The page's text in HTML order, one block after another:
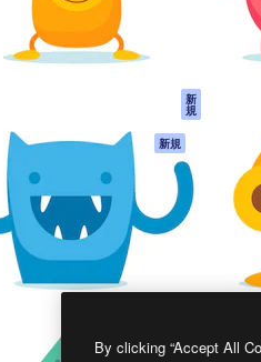
AI 音声合成ツール
ストックコンテン
ツ
新
規
エージェント 新規
モバイルアプリ
すべてのMagnificツ
ール
シ
オ
法
By clicking “Accept All